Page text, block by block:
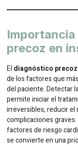
precoz en
El diagnóstico precoz
de los factores que
del paciente. Detectar
permite iniciar el
irreversibles, reducir
complicaciones
factores de riesgo
se convierte en una